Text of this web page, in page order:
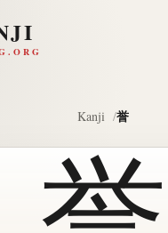
Kanji 誉